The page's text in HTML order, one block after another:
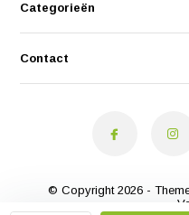
Categorieën
Contact
© Copyright 2026 -